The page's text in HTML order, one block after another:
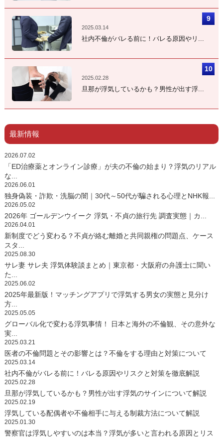
2025.03.14
社内不倫がバレる前に！バレる原因やリ...
2025.02.28
旦那が浮気しているかも？男性が出す浮...
最新情報
2026.07.02
「ED治療薬とオンライン診療」が夫の不倫の始まり？浮気のリアル
な...
2026.06.01
独身偽装・詐欺・洗脳の闇｜30代～50代が騙される心理とNHK報...
2026.05.02
2026年 ゴールデンウイーク 浮気・不貞の旅行先 調査実態｜カ...
2026.04.01
新制度でどう変わる？不貞が絡む離婚と共同親権の問題点、ケース
スタ...
2025.08.30
サレ妻 サレ夫 浮気体験談まとめ｜東京都・大阪府の弁護士に聞い
た...
2025.06.02
2025年最新版！マッチングアプリで浮気する男女の実態と見分け
方...
2025.05.05
グローバル化で変わる浮気事情！ 日本と海外の不倫観、その意外な
実...
2025.03.21
医者の不倫問題とその影響とは？不倫をする理由と対策について
2025.03.14
社内不倫がバレる前に！バレる原因やリスクと対策を徹底解説
2025.02.28
旦那が浮気しているかも？男性が出す浮気のサインについて解説
2025.02.19
浮気している配偶者や不倫相手に与える制裁方法について解説
2025.01.30
警察官は浮気しやすいのは本当？浮気が多いと言われる原因とリス